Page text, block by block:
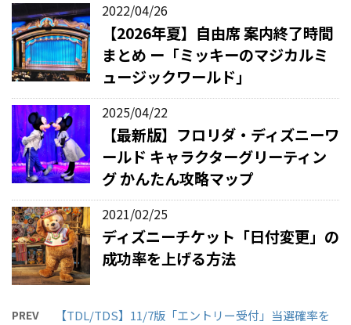
2022/04/26
【2026年夏】自由席 案内終了時間
まとめ ー「ミッキーのマジカルミ
ュージックワールド」
2025/04/22
【最新版】フロリダ・ディズニーワ
ールド キャラクターグリーティン
グ かんたん攻略マップ
2021/02/25
ディズニーチケット「日付変更」の
成功率を上げる方法
PREV
【TDL/TDS】11/7版「エントリー受付」当選確率を